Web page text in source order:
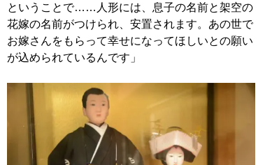
ということで……人形には、息子の名前と架空の
花嫁の名前がつけられ、安置されます。あの世で
お嫁さんをもらって幸せになってほしいとの願い
が込められているんです」